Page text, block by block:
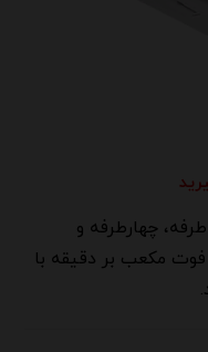
چهار‌طرفه و
هشت‌طرفه با هوادهی ۳۰۰ الی ۱۲۰۰ فوت مکعب بر دقیقه با